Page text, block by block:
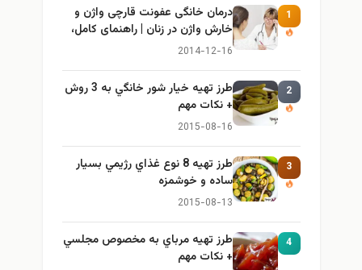
1
درمان خانگی عفونت قارچی واژن و
خارش واژن در زنان | راهنمای کامل،
ایمن و کاربردی
2014-12-16
2
طرز تهيه خیار شور خانگي به 3 روش
+ نكات مهم
2015-08-16
3
طرز تهيه 8 نوع غذاي رژيمي بسيار
ساده و خوشمزه
2015-08-13
4
طرز تهيه مرباي به مخصوص مجلسي
+ نكات مهم